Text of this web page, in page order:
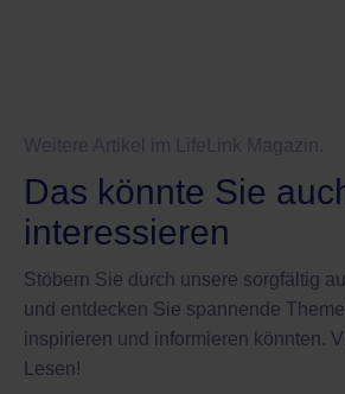
Das könnte Sie
interessieren
Stöbern Sie durch unsere sorgfältig
und entdecken Sie spannende
inspirieren und informieren könnten.
Lesen!